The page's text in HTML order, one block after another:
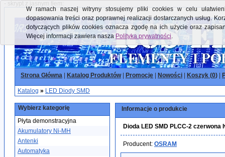
- skrypt z jasnym tłem:
Strona Główna Katalog Produktów| Promocje Nowości Koszyk (0)
Katalog » LED Diody SMD
Wybierz kategorię
Płyta demonstracyjna
Akumulatory Ni-MH
Antenki
Automatyka
Informacje o produkcie
Dioda LED SMD PLCC-2 czerwona
Producent: OSRAM
W ramach naszej witryny stosujemy pliki cookies w celu
dopasowania treści oraz poprawnej realizacji dostarczanych usług.
dotyczących plików cookies oznacza zgodę na ich użycie oraz
Więcej informacji zawiera nasza Polityka prywatności.